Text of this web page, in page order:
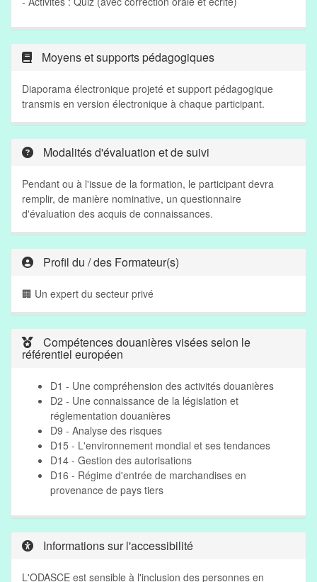
Moyens et supports pédagogiques
Diaporama électronique projeté et support pédagogique
transmis en version électronique à chaque participant.
Modalités d'évaluation et de suivi
Pendant ou à l'issue de la formation, le participant devra
remplir, de manière nominative, un questionnaire
d'évaluation des acquis de connaissances.
Profil du / des Formateur(s)
🏢 Un expert du secteur privé
Compétences douanières visées selon le
référentiel européen
D1 - Une compréhension des activités douanières
D2 - Une connaissance de la législation et
réglementation douanières
D9 - Analyse des risques
D15 - L'environnement mondial et ses tendances
D14 - Gestion des autorisations
D16 - Régime d'entrée de marchandises en
provenance de pays tiers
Informations sur l'accessibilité
L'ODASCE est sensible à l'inclusion des personnes en